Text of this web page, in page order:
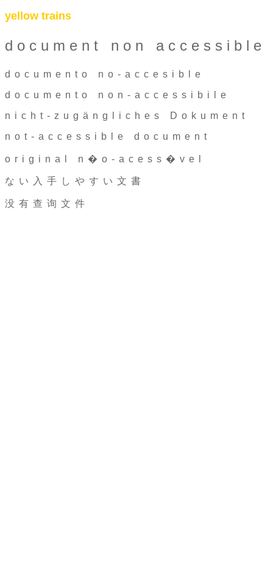
yellow trains
document non accessible
documento no-accesible
documento non-accessibile
nicht-zugängliches Dokument
not-accessible document
original n�o-acess�vel
ない入手しやすい文書
没有查询文件